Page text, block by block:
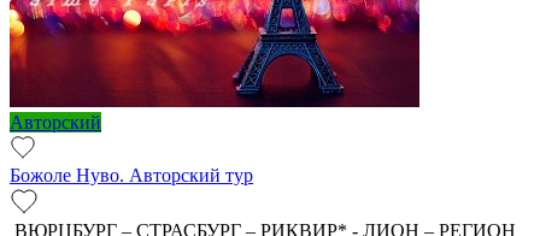
Авторский
Божоле Нуво. Авторский тур
ВЮРЦБУРГ – СТРАСБУРГ – РИКВИР* - ЛИОН – РЕГИОН